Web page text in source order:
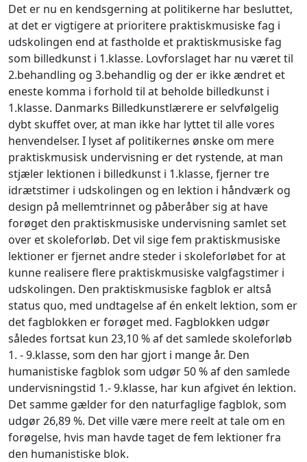
Det er nu en kendsgerning at politikerne har besluttet,
at det er vigtigere at prioritere praktiskmusiske fag i
udskolingen end at fastholde et praktiskmusiske fag
som billedkunst i 1.klasse. Lovforslaget har nu været til
2.behandling og 3.behandlig og der er ikke ændret et
eneste komma i forhold til at beholde billedkunst i
1.klasse. Danmarks Billedkunstlærere er selvfølgelig
dybt skuffet over, at man ikke har lyttet til alle vores
henvendelser. I lyset af politikernes ønske om mere
praktiskmusisk undervisning er det rystende, at man
stjæler lektionen i billedkunst i 1.klasse, fjerner tre
idrætstimer i udskolingen og en lektion i håndværk og
design på mellemtrinnet og påberåber sig at have
forøget den praktiskmusiske undervisning samlet set
over et skoleforløb. Det vil sige fem praktiskmusiske
lektioner er fjernet andre steder i skoleforløbet for at
kunne realisere flere praktiskmusiske valgfagstimer i
udskolingen. Den praktiskmusiske fagblok er altså
status quo, med undtagelse af én enkelt lektion, som er
det fagblokken er forøget med. Fagblokken udgør
således fortsat kun 23,10 % af det samlede skoleforløb
1. - 9.klasse, som den har gjort i mange år. Den
humanistiske fagblok som udgør 50 % af den samlede
undervisningstid 1.- 9.klasse, har kun afgivet én lektion.
Det samme gælder for den naturfaglige fagblok, som
udgør 26,89 %. Det ville være mere reelt at tale om en
forøgelse, hvis man havde taget de fem lektioner fra
den humanistiske blok.